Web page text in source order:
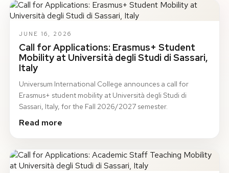
JUNE 16, 2026
Call for Applications: Erasmus+ Student
Mobility at Università degli Studi di Sassari,
Italy
Universum International College announces a call for
Erasmus+ student mobility at Università degli Studi di
Sassari, Italy, for the Fall 2026/2027 semester.
Read more